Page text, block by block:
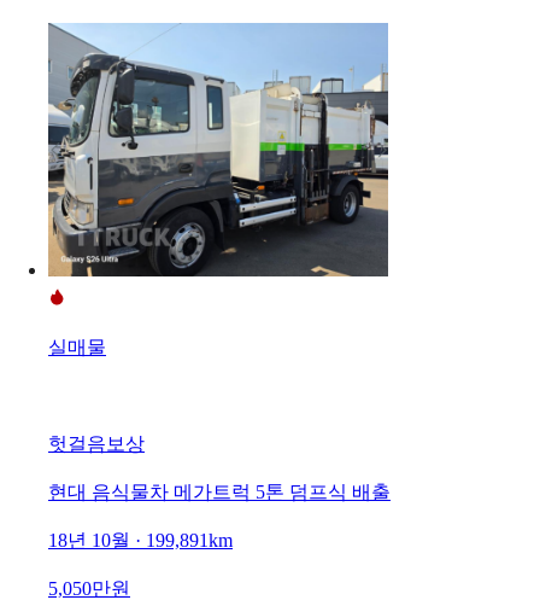
실매물
헛걸음보상
현대 음식물차 메가트럭 5톤 덤프식 배출
18년 10월 · 199,891km
5,050만원